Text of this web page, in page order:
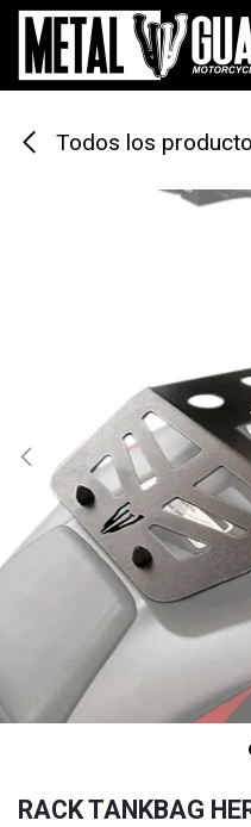
Ir al contenido
Todos los
RACK TANKBAG